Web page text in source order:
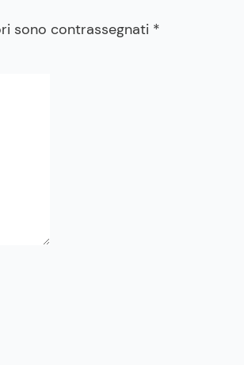
sono contrassegnati *